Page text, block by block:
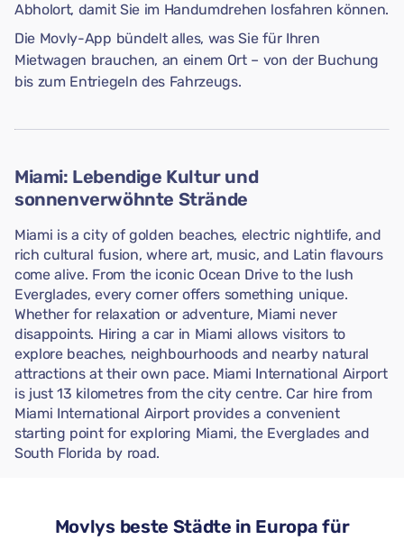
Abholort, damit Sie im Handumdrehen losfahren können.
Die Movly-App bündelt alles, was Sie für Ihren
Mietwagen brauchen, an einem Ort – von der Buchung
bis zum Entriegeln des Fahrzeugs.
Miami: Lebendige Kultur und
sonnenverwöhnte Strände
Miami is a city of golden beaches, electric nightlife, and
rich cultural fusion, where art, music, and Latin flavours
come alive. From the iconic Ocean Drive to the lush
Everglades, every corner offers something unique.
Whether for relaxation or adventure, Miami never
disappoints. Hiring a car in Miami allows visitors to
explore beaches, neighbourhoods and nearby natural
attractions at their own pace. Miami International Airport
is just 13 kilometres from the city centre. Car hire from
Miami International Airport provides a convenient
starting point for exploring Miami, the Everglades and
South Florida by road.
Movlys beste Städte in Europa für